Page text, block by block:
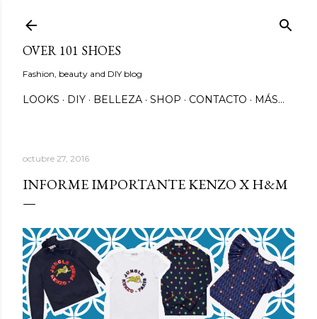
OVER 101 SHOES
Fashion, beauty and DIY blog
LOOKS DIY BELLEZA SHOP CONTACTO MÁS…
octubre 27, 2016
INFORME IMPORTANTE KENZO X H&M